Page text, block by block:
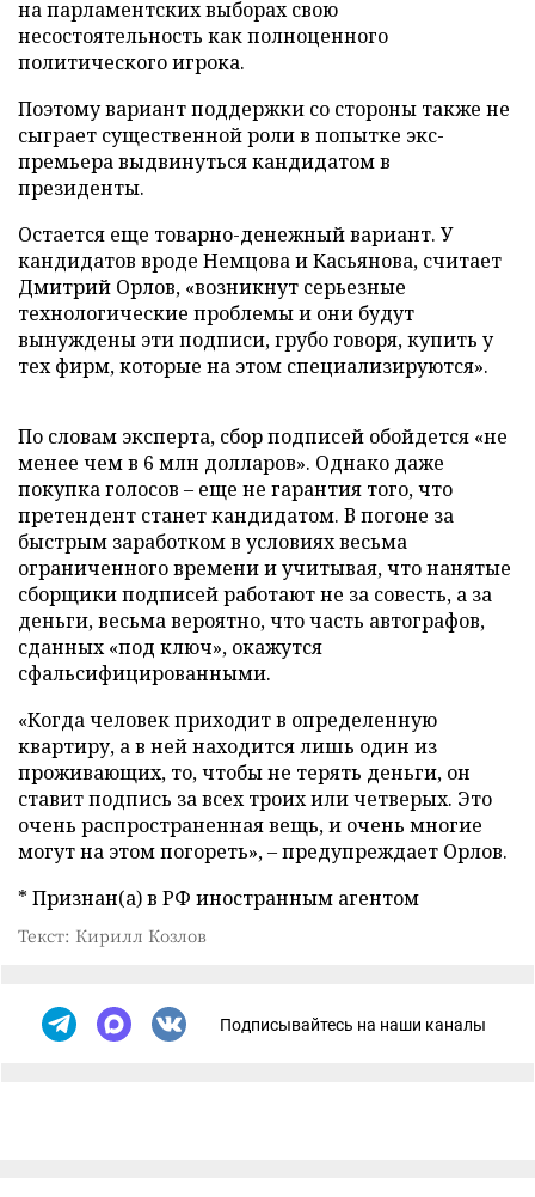
на парламентских выборах свою
несостоятельность как полноценного
политического игрока.
Поэтому вариант поддержки со стороны также не
сыграет существенной роли в попытке экс-
премьера выдвинуться кандидатом в
президенты.
Остается еще товарно-денежный вариант. У
кандидатов вроде Немцова и Касьянова, считает
Дмитрий Орлов, «возникнут серьезные
технологические проблемы и они будут
вынуждены эти подписи, грубо говоря, купить у
тех фирм, которые на этом специализируются».
По словам эксперта, сбор подписей обойдется «не
менее чем в 6 млн долларов». Однако даже
покупка голосов – еще не гарантия того, что
претендент станет кандидатом. В погоне за
быстрым заработком в условиях весьма
ограниченного времени и учитывая, что нанятые
сборщики подписей работают не за совесть, а за
деньги, весьма вероятно, что часть автографов,
сданных «под ключ», окажутся
сфальсифицированными.
«Когда человек приходит в определенную
квартиру, а в ней находится лишь один из
проживающих, то, чтобы не терять деньги, он
ставит подпись за всех троих или четверых. Это
очень распространенная вещь, и очень многие
могут на этом погореть», – предупреждает Орлов.
* Признан(а) в РФ иностранным агентом
Текст: Кирилл Козлов
Подписывайтесь на наши каналы